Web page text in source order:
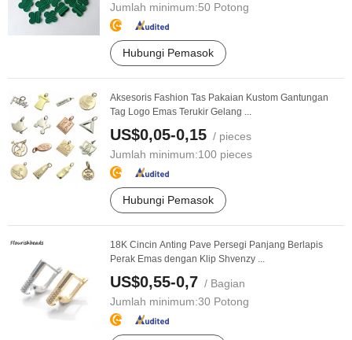
Jumlah minimum:50 Potong
Hubungi Pemasok
Aksesoris Fashion Tas Pakaian Kustom Gantungan
Tag Logo Emas Terukir Gelang ...
US$0,05-0,15 / pieces
Jumlah minimum:100 pieces
Hubungi Pemasok
18K Cincin Anting Pave Persegi Panjang Berlapis
Perak Emas dengan Klip Shvenzy ...
US$0,55-0,7 / Bagian
Jumlah minimum:30 Potong